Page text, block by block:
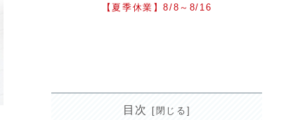
【夏季休業】8/8～8/16
目次